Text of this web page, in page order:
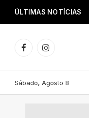
ÚLTIMAS NOTÍCIAS
FacebookInstagram
Sábado, Agosto 8